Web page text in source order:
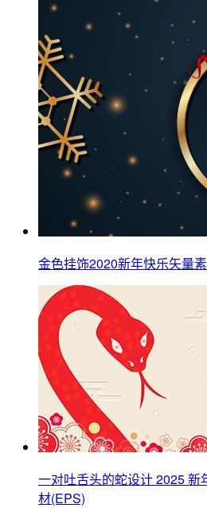
金色挂饰2020新年快乐矢量
一对吐舌头的蛇设计 2025
材(EPS)